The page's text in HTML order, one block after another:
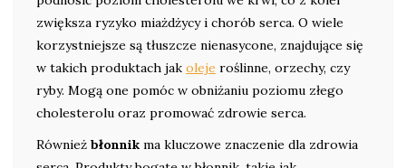
zwiększa ryzyko miażdżycy i chorób serca. O wiele
korzystniejsze są tłuszcze nienasycone, znajdujące się
w takich produktach jak oleje roślinne, orzechy, czy
ryby. Mogą one pomóc w obniżaniu poziomu złego
cholesterolu oraz promować zdrowie serca.
Również błonnik ma kluczowe znaczenie dla zdrowia